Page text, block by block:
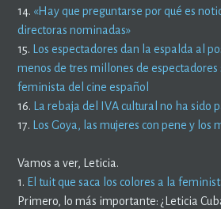
14. «Hay que preguntarse por qué es
directoras nominadas»
15. Los espectadores dan la espalda al
menos de tres millones de
feminista del cine español
16. La rebaja del IVA cultural no ha sido
17. Los Goya, las mujeres con pene y los
Vamos a ver, Leticia.
1. El tuit que saca los colores a la
Primero, lo más importante: ¿Leticia